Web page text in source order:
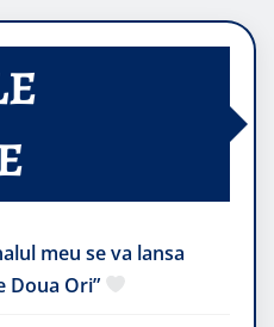
meu se va lansa
Doua Ori”